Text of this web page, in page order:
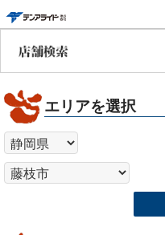
エリアを選択